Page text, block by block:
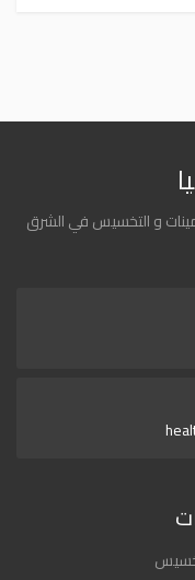
و التخسيس في الشرق